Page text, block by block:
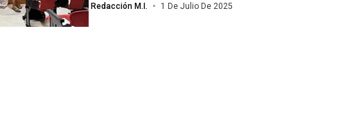
Redacción M.I. 1 De Julio De 2025